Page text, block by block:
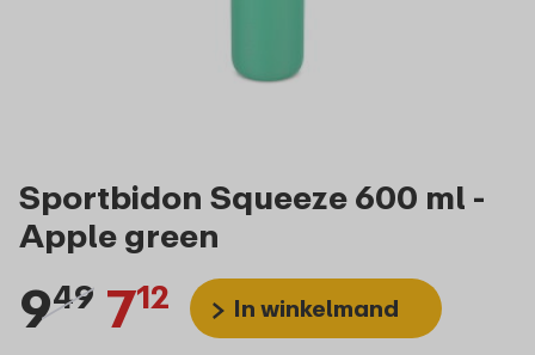
Sportbidon Squeeze 600 ml -
Apple green
949 712 In winkelmand